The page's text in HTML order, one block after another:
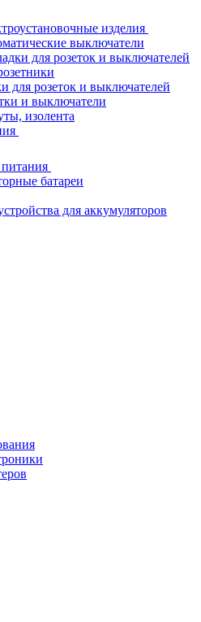
изделия
выключатели
для розеток и выключателей
для розеток и выключателей
и выключатели
изолента
батареи
для аккумуляторов